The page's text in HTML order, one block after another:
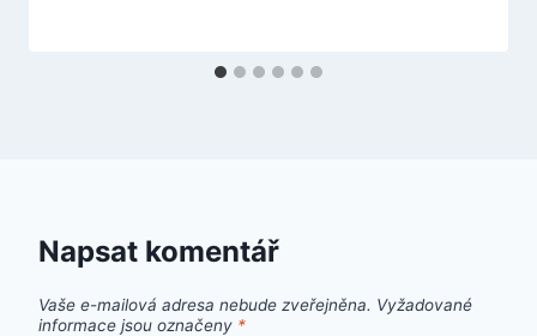
Napsat komentář
Vaše e-mailová adresa nebude zveřejněna. Vyžadované
informace jsou označeny *